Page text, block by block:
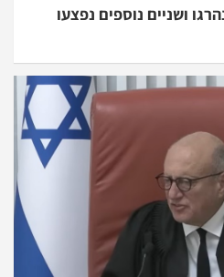
ושניים נוספים נפצעו